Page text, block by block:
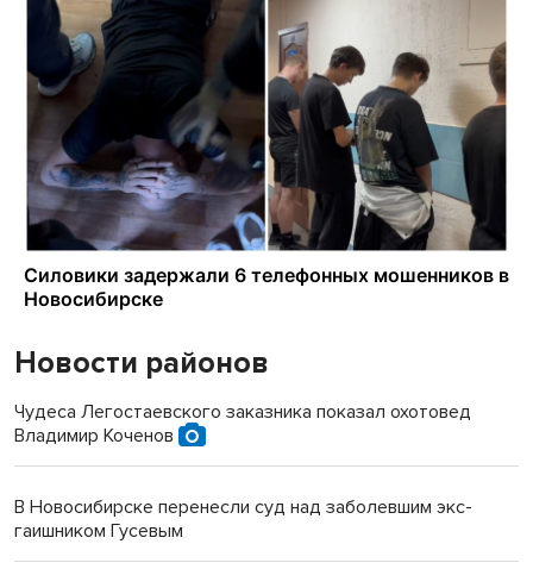
Новости районов
Чудеса Легостаевского заказника показал охотовед
Владимир Коченов
В Новосибирске перенесли суд над заболевшим экс-
гаишником Гусевым